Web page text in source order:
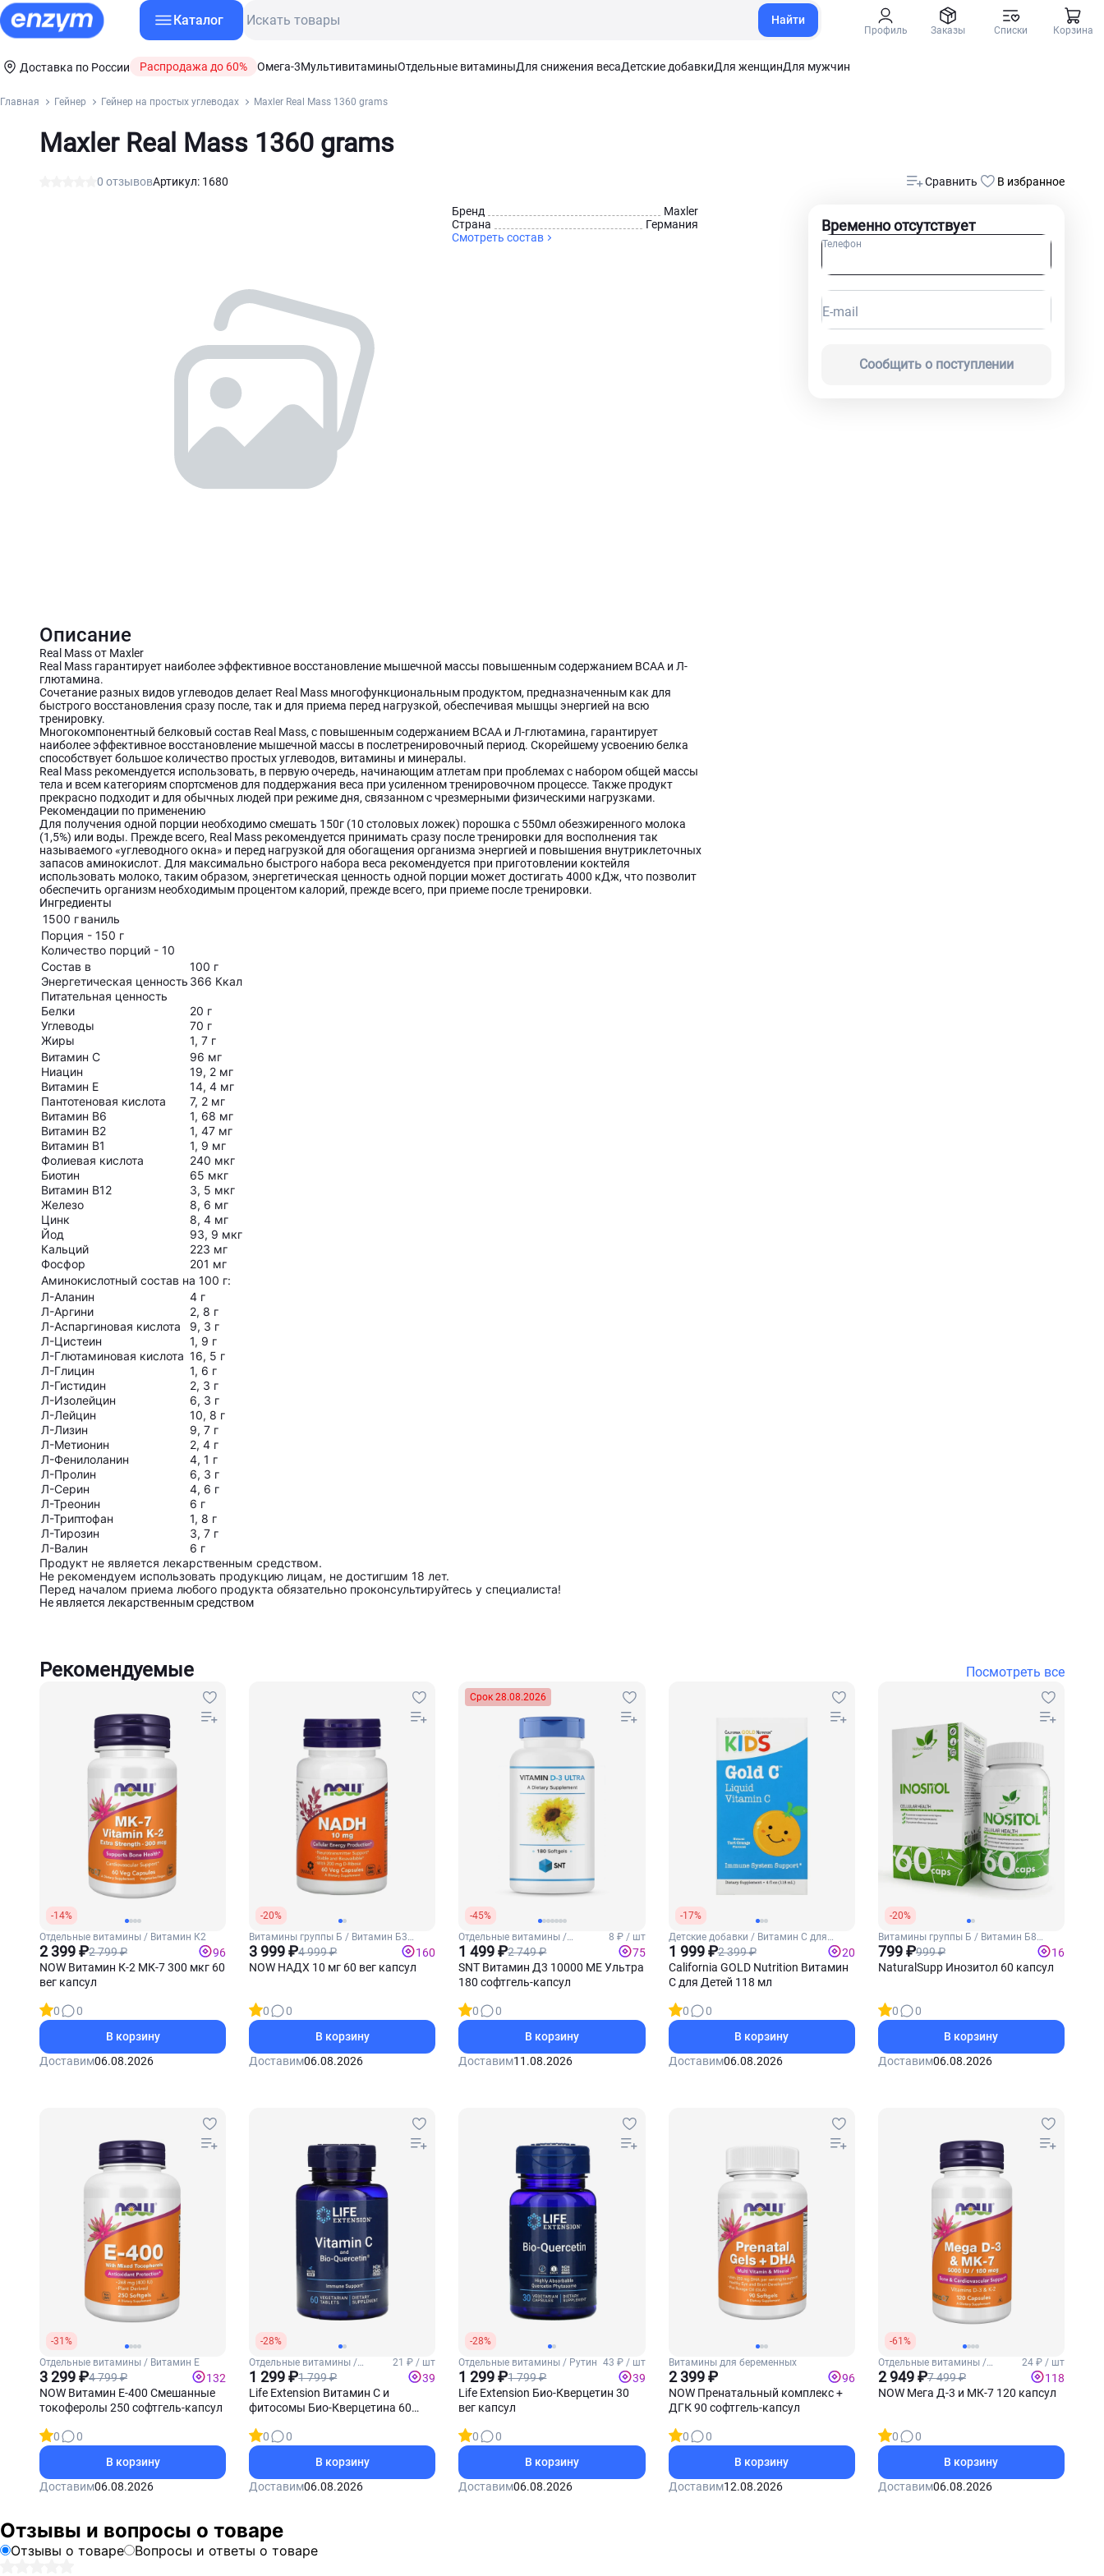
Каталог Найти
Профиль Заказы Списки Корзина
Доставка по России Распродажа до 60% Омега-3МультивитаминыОтдельные витаминыДля снижения весаДетские добавкиДля женщинДля мужчин
Главная Гейнер Гейнер на простых углеводах Maxler Real Mass 1360 grams
Maxler Real Mass 1360 grams
0 отзывовАртикул: 1680 Сравнить В избранное
Брeнд
Maxler
Страна
Германия
Смотреть состав
Временно отсутствует
Телефон
E-mail
Сообщить о поступлении
Описание
Real Mass от Maxler
Real Mass гарантирует наиболее эффективное восстановление мышечной массы повышенным содержанием BCAA и Л-
глютамина.
Сочетание разных видов углеводов делает Real Mass многофункциональным продуктом, предназначенным как для
быстрого восстановления сразу после, так и для приема перед нагрузкой, обеспечивая мышцы энергией на всю
тренировку.
Многокомпонентный белковый состав Real Mass, с повышенным содержанием BCAA и Л-глютамина, гарантирует
наиболее эффективное восстановление мышечной массы в послетренировочный период. Скорейшему усвоению белка
способствует большое количество простых углеводов, витамины и минералы.
Real Mass рекомендуется использовать, в первую очередь, начинающим атлетам при проблемах с набором общей массы
тела и всем категориям спортсменов для поддержания веса при усиленном тренировочном процессе. Также продукт
прекрасно подходит и для обычных людей при режиме дня, связанном с чрезмерными физическими нагрузками.
Рекомендации по применению
Для получения одной порции необходимо смешать 150г (10 столовых ложек) порошка с 550мл обезжиренного молока
(1,5%) или воды. Прежде всего, Real Mass рекомендуется принимать сразу после тренировки для восполнения так
называемого «углеводного окна» и перед нагрузкой для обогащения организма энергией и повышения внутриклеточных
запасов аминокислот. Для максимально быстрого набора веса рекомендуется при приготовлении коктейля
использовать молоко, таким образом, энергетическая ценность одной порции может достигать 4000 кДж, что позволит
обеспечить организм необходимым процентом калорий, прежде всего, при приеме после тренировки.
Ингредиенты
1500 гваниль
Порция - 150 г
Количество порций - 10
Состав в
100 г
Энергетическая ценность 366 Ккал
Питательная ценность
Белки
20 г
Углеводы
70 г
Жиры
1, 7 г
Витамин С
96 мг
Ниацин
19, 2 мг
Витамин Е
14, 4 мг
Пантотеновая кислота
7, 2 мг
Витамин В6
1, 68 мг
Витамин В2
1, 47 мг
Витамин В1
1, 9 мг
Фолиевая кислота
240 мкг
Биотин
65 мкг
Витамин В12
3, 5 мкг
Железо
8, 6 мг
Цинк
8, 4 мг
Йод
93, 9 мкг
Кальций
223 мг
Фосфор
201 мг
Аминокислотный состав на 100 г:
Л-Аланин
4 г
Л-Аргини
2, 8 г
Л-Аспаргиновая кислота
9, 3 г
Л-Цистеин
1, 9 г
Л-Глютаминовая кислота 16, 5 г
Л-Глицин
1, 6 г
Л-Гистидин
2, 3 г
Л-Изолейцин
6, 3 г
Л-Лейцин
10, 8 г
Л-Лизин
9, 7 г
Л-Метионин
2, 4 г
Л-Фенилоланин
4, 1 г
Л-Пролин
6, 3 г
Л-Серин
4, 6 г
Л-Треонин
6 г
Л-Триптофан
1, 8 г
Л-Тирозин
3, 7 г
Л-Валин
6 г
Продукт не является лекарственным средством.
Не рекомендуем использовать продукцию лицам, не достигшим 18 лет.
Перед началом приема любого продукта обязательно проконсультируйтесь у специалиста!
Не является лекарственным средством
Рекомендуемые Посмотреть все
-14%
Отдельные витамины / Витамин К2
2 399 ₽2 799 ₽
96
NOW Витамин К-2 МК-7 300 мкг 60
вег капсул
0
0
В корзину
Доставим06.08.2026
-20%
Витамины группы Б / Витамин Б3
(Ниацин)
3 999 ₽4 999 ₽
160
NOW НАДХ 10 мг 60 вег капсул
0
0
В корзину
Доставим06.08.2026
Срок 28.08.2026
-45%
Отдельные витамины /
Витамин Д3
8 ₽ / шт
1 499 ₽2 749 ₽
75
SNT Витамин Д3 10000 МЕ Ультра
180 софтгель-капсул
0
0
В корзину
Доставим11.08.2026
-17%
Детские добавки / Витамин С для
детей
1 999 ₽2 399 ₽
20
California GOLD Nutrition Витамин
С для Детей 118 мл
0
0
В корзину
Доставим06.08.2026
-20%
Витамины группы Б / Витамин Б8
(Инозитол)
799 ₽999 ₽
16
NaturalSupp Инозитол 60 капсул
0
0
В корзину
Доставим06.08.2026
-31%
Отдельные витамины / Витамин Е
3 299 ₽4 799 ₽
132
NOW Витамин Е-400 Смешанные
токоферолы 250 софтгель-капсул
0
0
В корзину
Доставим06.08.2026
-28%
Отдельные витамины /
Витамин С
21 ₽ / шт
1 299 ₽1 799 ₽
39
Life Extension Витамин С и
фитосомы Био-Кверцетина 60
0
0
В корзину
Доставим06.08.2026
-28%
Отдельные витамины / Рутин 43 ₽ / шт
1 299 ₽1 799 ₽
39
Life Extension Био-Кверцетин 30
вег капсул
0
0
В корзину
Доставим06.08.2026
Витамины для беременных
2 399 ₽
96
NOW Пренатальный комплекс +
ДГК 90 софтгель-капсул
0
0
В корзину
Доставим12.08.2026
-61%
Отдельные витамины /
Витамины Д3 и К2
24 ₽ / шт
2 949 ₽7 499 ₽
118
NOW Мега Д-3 и МК-7 120 капсул
0
0
В корзину
Доставим06.08.2026
Отзывы и вопросы о товаре
Отзывы о товаре
Вопросы и ответы о товаре